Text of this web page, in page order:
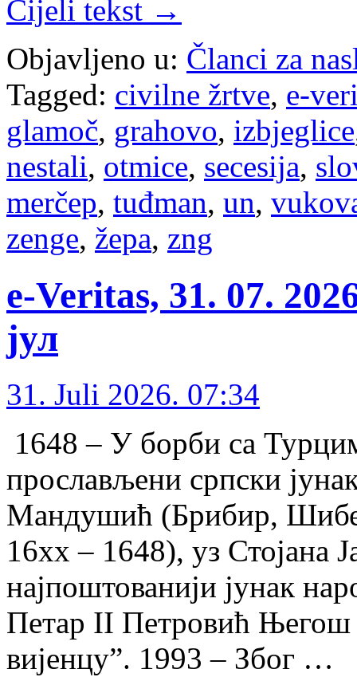
Cijeli tekst →
Objavljeno u: Članci za
Tagged: civilne žrtve, e-
glamoč, grahovo, izbjeglice
nestali, otmice, secesija,
merčep, tuđman, un,
zenge, žepa, zng
e-Veritas, 31. 07.
јул
31. Juli 2026. 07:34
1648 – У борби сa
прослављени српски
Мандушић (Брибир,
16хх – 1648), уз Стојана
најпоштованији јунак
Петар II Петровић Његош
вијенцу”. 1993 – Због …